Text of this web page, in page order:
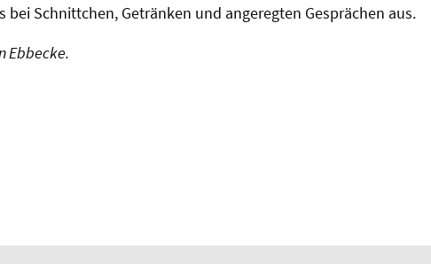
bei Schnittchen, Getränken und angeregten Gesprächen aus.
Ebbecke.